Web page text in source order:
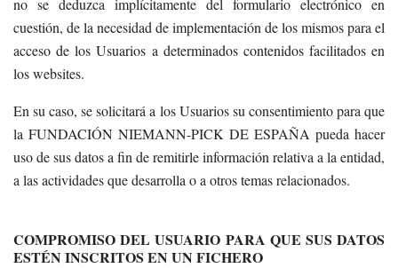
no se deduzca implícitamente del formulario electrónico en
cuestión, de la necesidad de implementación de los mismos para el
acceso de los Usuarios a determinados contenidos facilitados en
los websites.
En su caso, se solicitará a los Usuarios su consentimiento para que
la FUNDACIÓN NIEMANN-PICK DE ESPAÑA pueda hacer
uso de sus datos a fin de remitirle información relativa a la entidad,
a las actividades que desarrolla o a otros temas relacionados.
COMPROMISO DEL USUARIO PARA QUE SUS DATOS
ESTÉN INSCRITOS EN UN FICHERO